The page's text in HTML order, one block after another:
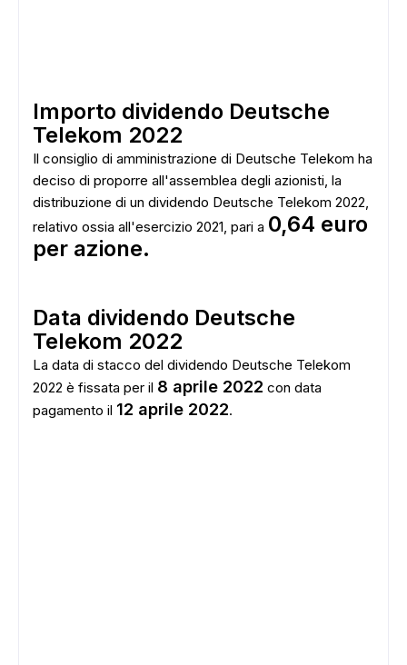
Importo dividendo Deutsche
Telekom 2022
Il consiglio di amministrazione di Deutsche Telekom ha
deciso di proporre all'assemblea degli azionisti, la
distribuzione di un dividendo Deutsche Telekom 2022,
relativo ossia all'esercizio 2021, pari a 0,64 euro
per azione.
Data dividendo Deutsche
Telekom 2022
La data di stacco del dividendo Deutsche Telekom
2022 è fissata per il 8 aprile 2022 con data
pagamento il 12 aprile 2022.